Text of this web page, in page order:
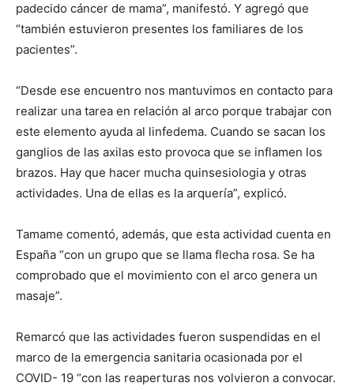
padecido cáncer de mama”, manifestó. Y agregó que
“también estuvieron presentes los familiares de los
pacientes”.
“Desde ese encuentro nos mantuvimos en contacto para
realizar una tarea en relación al arco porque trabajar con
este elemento ayuda al linfedema. Cuando se sacan los
ganglios de las axilas esto provoca que se inflamen los
brazos. Hay que hacer mucha quinsesiologia y otras
actividades. Una de ellas es la arquería”, explicó.
Tamame comentó, además, que esta actividad cuenta en
España “con un grupo que se llama flecha rosa. Se ha
comprobado que el movimiento con el arco genera un
masaje”.
Remarcó que las actividades fueron suspendidas en el
marco de la emergencia sanitaria ocasionada por el
COVID- 19 “con las reaperturas nos volvieron a convocar.